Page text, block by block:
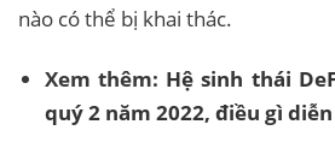
nào có thể bị khai thác.
Xem thêm: Hệ sinh thái
quý 2 năm 2022, điều gì